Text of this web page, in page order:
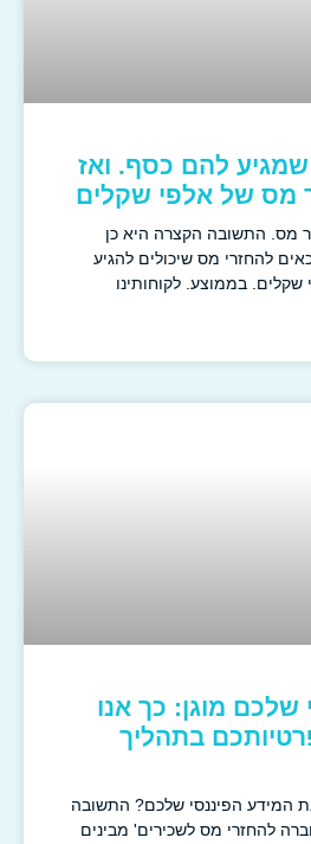
להם כסף. ואז
של אלפי שקלים
הקצרה היא כן
מס שיכולים להגיע
בממוצע. לקוחותינו
מוגן: כך אנו
בתהליך
הפיננסי שלכם? התשובה
מס לשכירים' מבינים